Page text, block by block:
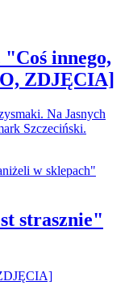
innego,
ZDJĘCIA]
Na Jasnych
Szczeciński.
strasznie"